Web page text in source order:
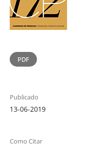
PDF
Publicado
13-06-2019
Como Citar